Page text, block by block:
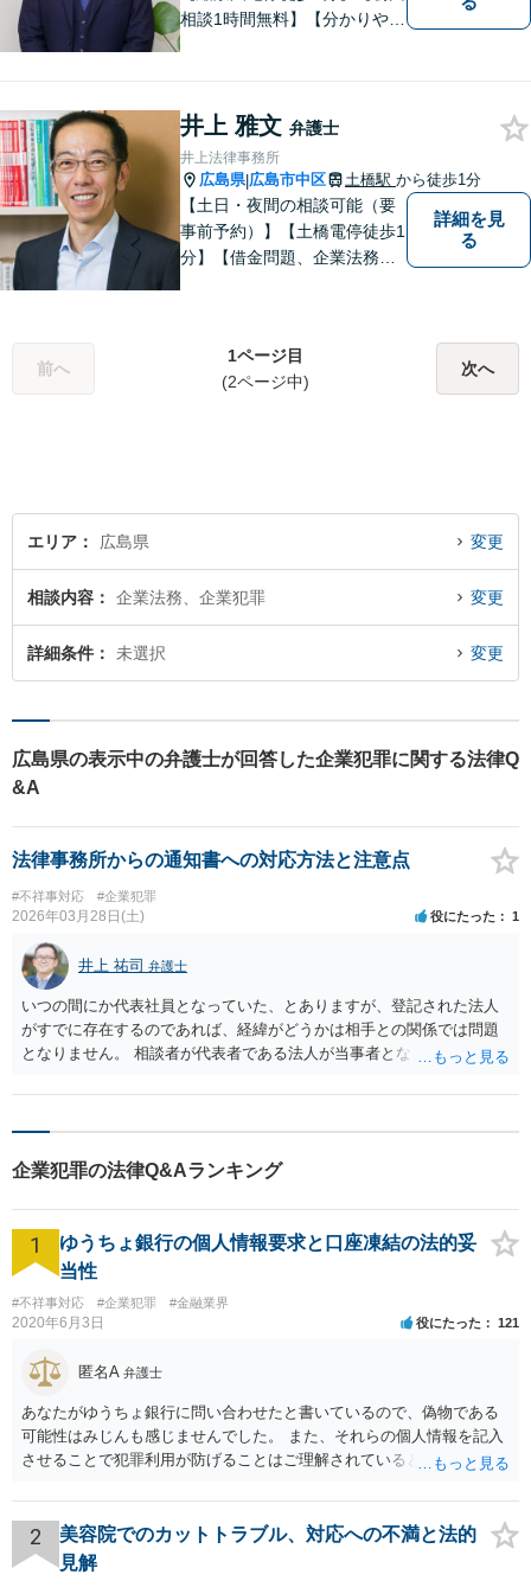
相談1時間無料】【分かりやす
え、納得の解決を目指しま
す。
井上 雅文 弁護士
井上法律事務所
広島県|広島市中区 土橋駅 から徒歩1分
【土日・夜間の相談可能（要
事前予約）】【土橋電停徒歩1
分】【借金問題、企業法務、
件を多く取り扱っておりま
す。お気軽に問い合わせくだ
詳細を見
る
前へ
1ページ目
(2ページ中)
次へ
エリア 広島県 変更
相談内容 企業法務、企業犯罪 変更
詳細条件 未選択 変更
広島県の表示中の弁護士が回答した企業犯罪に関する法律Q
&A
法律事務所からの通知書への対応方法と注意点
#不祥事対応 #企業犯罪
2026年03月28日(土) 役にたった 1
井上 祐司 弁護士
いつの間にか代表社員となっていた、とありますが、登記された法人
がすでに存在するのであれば、経緯がどうかは相手との関係では問題
となりません。 相談者が代表者である法人が当事者となります。 ま
が事実かどうかを確認する必要があります。 事実であれば不当利得返
企業犯罪の法律Q&Aランキング
1
ゆうちょ銀行の個人情報要求と口座凍結の法的妥
当性
#不祥事対応 #企業犯罪 #金融業界
2020年6月3日 役にたった 121
匿名A 弁護士
あなたがゆうちょ銀行に問い合わせたと書いているので、偽物である
可能性はみじんも感じませんでした。 また、それらの個人情報を記入
させることで犯罪利用が防げることはご理解されているとおりです。
士に同意を求めているだけです。 最初の回答では分かりづらかったの
かもしれませんが、質問にわかりやすく答えると「法的に許される」
が答えになります。 補足でアドバイスしておきますと、今私に反論し
てきたその内容をゆうちょ銀行にぶつければいいとおもいます。 もっ
2
美容院でのカットトラブル、対応への不満と法的
見解